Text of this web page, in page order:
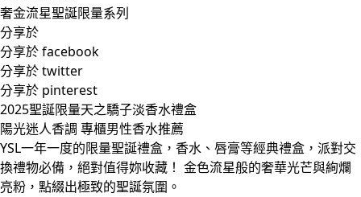
奢金流星聖誕限量系列
分享於
分享於 facebook
分享於 twitter
分享於 pinterest
2025聖誕限量天之驕子淡香水禮盒
陽光迷人香調 專櫃男性香水推薦
YSL一年一度的限量聖誕禮盒，香水、唇膏等經典禮盒，派對交
換禮物必備，絕對值得妳收藏！ 金色流星般的奢華光芒與絢爛
亮粉，點綴出極致的聖誕氛圍。